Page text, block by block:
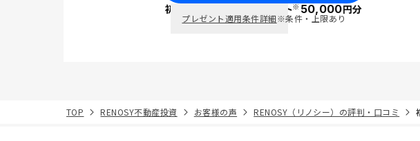
初回面談で ポイント※50,000円分
プレゼント適用条件詳細※条件・上限あり
TOP RENOSY不動産投資 お客様の声 RENOSY（リノシー）の評判・口コミ